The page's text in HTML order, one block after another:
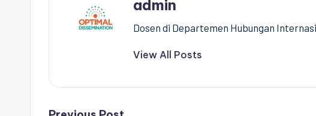
admin
Dosen di Departemen Hubungan
View All Posts